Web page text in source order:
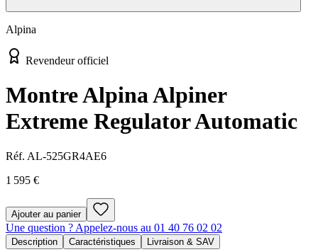
Alpina
Revendeur officiel
Montre Alpina Alpiner
Extreme Regulator Automatic
Réf. AL-525GR4AE6
1 595 €
Ajouter au panier
Une question ? Appelez-nous au 01 40 76 02 02
Description Caractéristiques Livraison & SAV